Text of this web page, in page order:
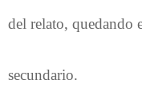
del relato, quedando
secundario.